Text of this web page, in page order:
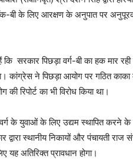
बी के लिए आरक्षण के अनुपात पर
सरकार पिछड़ा वर्ग-बी का हक मार
कांग्रेस ने पिछड़ा आयोग पर गठित
रिपोर्ट का भी विरोध किया था।
के युवाओं के लिए उद्यम स्थापित करने
स्थानीय निकायों और पंचायती
यह अतिरिक्त प्रावधान होगा।